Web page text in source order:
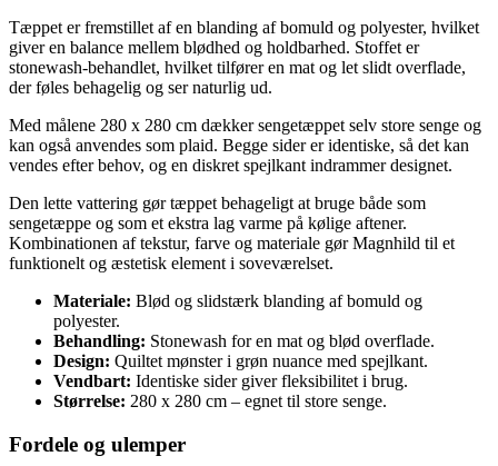
Tæppet er fremstillet af en blanding af bomuld og polyester, hvilket
giver en balance mellem blødhed og holdbarhed. Stoffet er
stonewash-behandlet, hvilket tilfører en mat og let slidt overflade,
der føles behagelig og ser naturlig ud.
Med målene 280 x 280 cm dækker sengetæppet selv store senge og
kan også anvendes som plaid. Begge sider er identiske, så det kan
vendes efter behov, og en diskret spejlkant indrammer designet.
Den lette vattering gør tæppet behageligt at bruge både som
sengetæppe og som et ekstra lag varme på kølige aftener.
Kombinationen af tekstur, farve og materiale gør Magnhild til et
funktionelt og æstetisk element i soveværelset.
Materiale: Blød og slidstærk blanding af bomuld og
polyester.
Behandling: Stonewash for en mat og blød overflade.
Design: Quiltet mønster i grøn nuance med spejlkant.
Vendbart: Identiske sider giver fleksibilitet i brug.
Størrelse: 280 x 280 cm – egnet til store senge.
Fordele og ulemper